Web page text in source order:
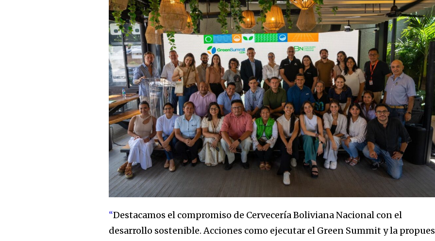
“Destacamos el compromiso de Cervecería Boliviana Nacional con el
desarrollo sostenible. Acciones como ejecutar el Green Summit y la